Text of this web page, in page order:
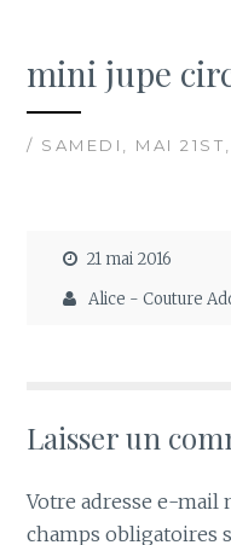
mini jupe
/ SAMEDI, MAI
21 mai 2016
Alice - Couture
Laisser un
Votre adresse e-mail
champs obligatoires